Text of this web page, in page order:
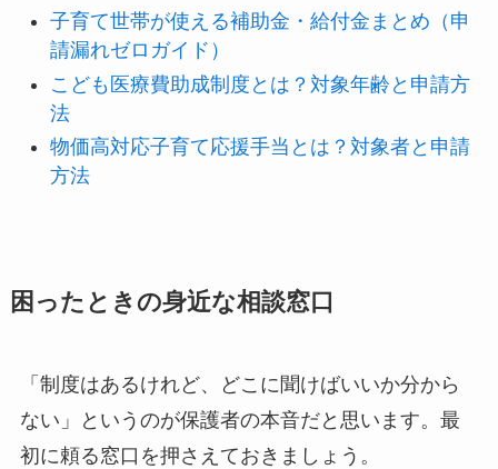
子育て世帯が使える補助金・給付金まとめ（申
請漏れゼロガイド）
こども医療費助成制度とは？対象年齢と申請方
法
物価高対応子育て応援手当とは？対象者と申請
方法
困ったときの身近な相談窓口
「制度はあるけれど、どこに聞けばいいか分から
ない」というのが保護者の本音だと思います。最
初に頼る窓口を押さえておきましょう。